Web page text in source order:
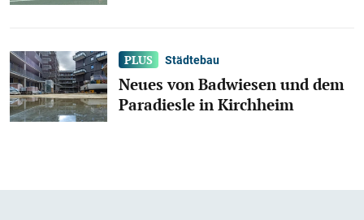
Städtebau
Neues von Badwiesen und dem
Paradiesle in Kirchheim